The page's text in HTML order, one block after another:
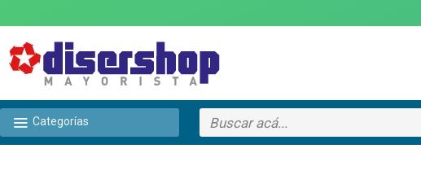
Categorías